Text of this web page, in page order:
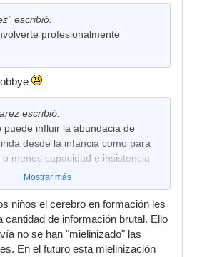
escribió:
profesionalmente
escribió:
puede influir la abundacia de
desde la infancia como para
menos capacidad e insistencia
Mostrar más
niños el cerebro en formación les
cantidad de información brutal. Ello
no se han "mielinizado" las
En el futuro esta mielinización